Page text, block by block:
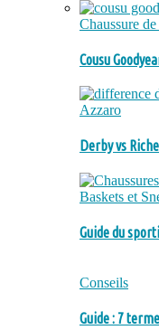
Chaussure
Cousu
Azzaro
Derby vs
Baskets et
Guide du
Conseils
Guide : 7